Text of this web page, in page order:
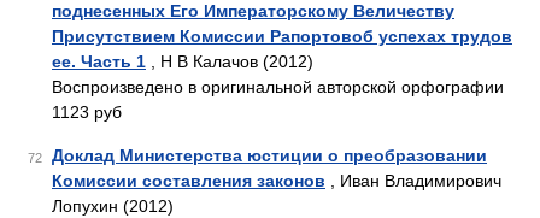
поднесенных Его Императорскому Величеству
Присутствием Комиссии Рапортовоб успехах трудов
ее. Часть 1 , Н В Калачов (2012)
Воспроизведено в оригинальной авторской орфографии
1123 руб
72
Доклад Министерства юстиции о преобразовании
Комиссии составления законов , Иван Владимирович
Лопухин (2012)